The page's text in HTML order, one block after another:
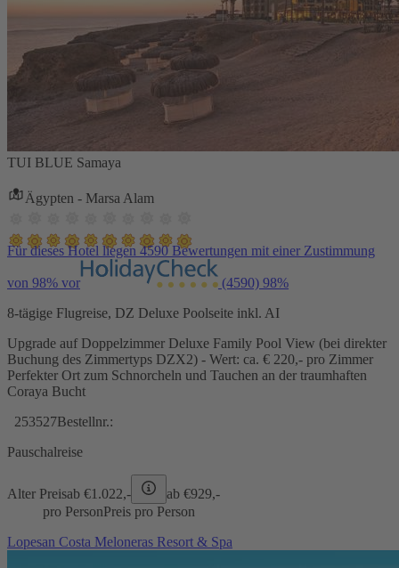
TUI BLUE Samaya
Ägypten - Marsa Alam
Für dieses Hotel liegen 4590 Bewertungen mit einer Zustimmung
von 98% vor (4590) 98%
8-tägige Flugreise, DZ Deluxe Poolseite inkl. AI
Upgrade auf Doppelzimmer Deluxe Family Pool View (bei direkter
Buchung des Zimmertyps DZX2) - Wert: ca. € 220,- pro Zimmer
Perfekter Ort zum Schnorcheln und Tauchen an der traumhaften
Coraya Bucht
253527Bestellnr.:
Pauschalreise
Alter Preisab €1.022,- ab €929,-
pro PersonPreis pro Person
Lopesan Costa Meloneras Resort & Spa